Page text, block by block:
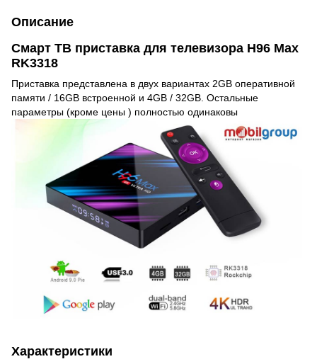
Описание
Смарт ТВ приставка для телевизора H96 Max
RK3318
Приставка представлена в двух вариантах 2GB оперативной
памяти / 16GB встроенной и 4GB / 32GB. Остальные
параметры (кроме цены ) полностью одинаковы
Характеристики